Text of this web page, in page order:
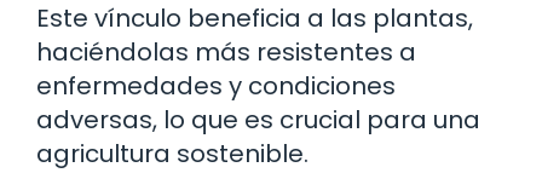
Este vínculo beneficia a las plantas,
haciéndolas más resistentes a
enfermedades y condiciones
adversas, lo que es crucial para una
agricultura sostenible.